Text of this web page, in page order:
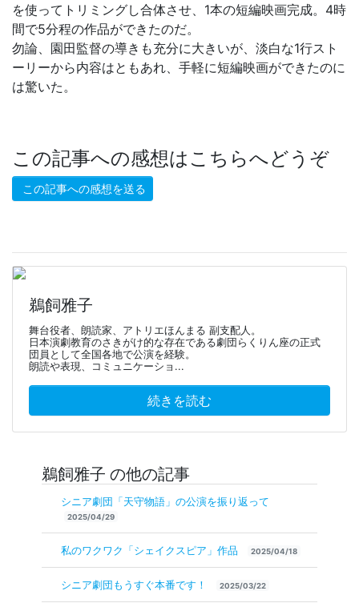
を使ってトリミングし合体させ、1本の短編映画完成。4時
間で5分程の作品ができたのだ。
勿論、園田監督の導きも充分に大きいが、淡白な1行スト
ーリーから内容はともあれ、手軽に短編映画ができたのに
は驚いた。
この記事への感想はこちらへどうぞ
この記事への感想を送る
鵜飼雅子
舞台役者、朗読家、アトリエほんまる 副支配人。
日本演劇教育のさきがけ的な存在である劇団らくりん座の正式
団員として全国各地で公演を経験。
朗読や表現、コミュニケーショ...
続きを読む
鵜飼雅子 の他の記事
シニア劇団「天守物語」の公演を振り返って
2025/04/29
私のワクワク「シェイクスピア」作品 2025/04/18
シニア劇団もうすぐ本番です！ 2025/03/22